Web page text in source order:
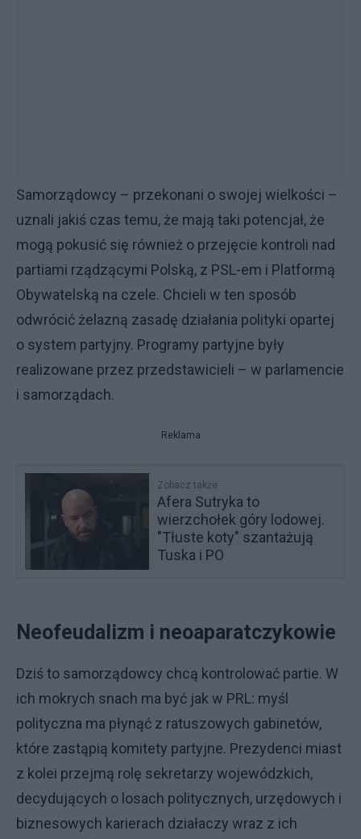
Samorządowcy – przekonani o swojej wielkości –
uznali jakiś czas temu, że mają taki potencjał, że
mogą pokusić się również o przejęcie kontroli nad
partiami rządzącymi Polską, z PSL-em i Platformą
Obywatelską na czele. Chcieli w ten sposób
odwrócić żelazną zasadę działania polityki opartej
o system partyjny. Programy partyjne były
realizowane przez przedstawicieli – w parlamencie
i samorządach.
Reklama
Zobacz także
Afera Sutryka to
wierzchołek góry lodowej.
"Tłuste koty" szantażują
Tuska i PO
Neofeudalizm i neoaparatczykowie
Dziś to samorządowcy chcą kontrolować partie. W
ich mokrych snach ma być jak w PRL: myśl
polityczna ma płynąć z ratuszowych gabinetów,
które zastąpią komitety partyjne. Prezydenci miast
z kolei przejmą rolę sekretarzy wojewódzkich,
decydujących o losach politycznych, urzędowych i
biznesowych karierach działaczy wraz z ich